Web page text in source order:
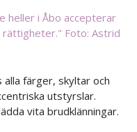
färger, skyltar och
utstyrslar.
vita brudklänningar.